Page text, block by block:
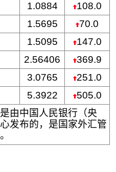
1.0884
108.0
1.5695
70.0
1.5095
147.0
2.56406
369.9
3.0765
251.0
5.3922
505.0
由中国人民银行（央
发布的，是国家外汇管